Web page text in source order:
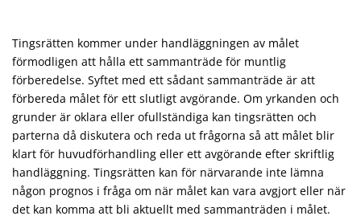
Tingsrätten kommer under handläggningen av målet
förmodligen att hålla ett sammanträde för muntlig
förberedelse. Syftet med ett sådant sammanträde är att
förbereda målet för ett slutligt avgörande. Om yrkanden och
grunder är oklara eller ofullständiga kan tingsrätten och
parterna då diskutera och reda ut frågorna så att målet blir
klart för huvudförhandling eller ett avgörande efter skriftlig
handläggning. Tingsrätten kan för närvarande inte lämna
någon prognos i fråga om när målet kan vara avgjort eller när
det kan komma att bli aktuellt med sammanträden i målet.